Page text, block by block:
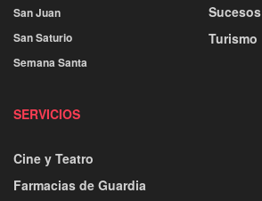
San Juan
San Saturio
Semana Santa
Sucesos
Turismo
SERVICIOS
Cine y Teatro
Farmacias de Guardia